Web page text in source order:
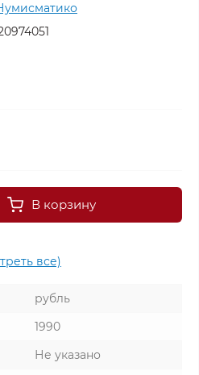
В корзину
все)
рубль
1990
Не указано